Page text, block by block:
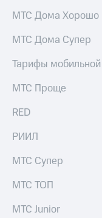
МТС Дома Хорошо
МТС Дома Супер
Тарифы мобильной
МТС Проще
RED
РИИЛ
МТС Супер
МТС ТОП
МТС Junior